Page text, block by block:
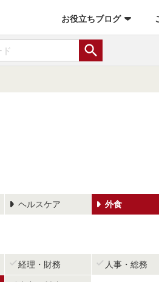
お役立ちブログ

ヘルスケア 外食
 経理・財務  人事・総務